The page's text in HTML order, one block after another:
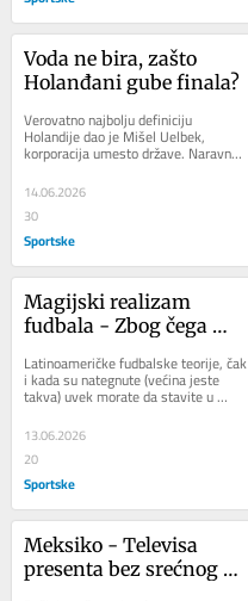
Voda ne bira, zašto
Holanđani gube finala?
Verovatno najbolju definiciju
Holandije dao je Mišel Uelbek,
korporacija umesto države. Naravno,
u njegovoj interpretaciji odjekuje
podsmešljivost....
14.06.2026
30
Sportske
Magijski realizam
fudbala - Zbog čega
gubi, i obrnuto?
Latinoameričke fudbalske teorije, čak
i kada su nategnute (većina jeste
takva) uvek morate da stavite u
kontekst. Jer tamo nikada niste
sigurni gde...
13.06.2026
20
Sportske
Meksiko - Televisa
presenta bez srećnog